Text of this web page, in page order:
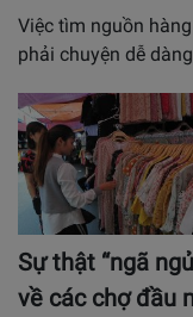
Việc tìm nguồn
phải chuyện dễ
Sự thật “ngã
về các chợ đầu